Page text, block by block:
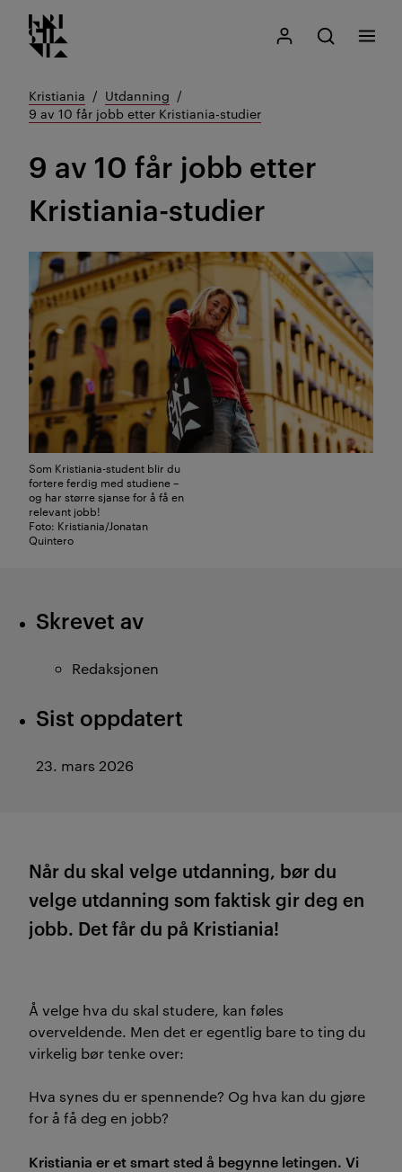
Gå
til
Kristiania logo
Mitt Kristiania
Åpne søk
Søk
Meny
Kristiania
Utdanning
9 av 10 får jobb etter Kristiania-studier
9 av 10 får jobb etter
Kristiania-studier
Som Kristiania-student blir du
fortere ferdig med studiene –
og har større sjanse for å få en
relevant jobb!
Foto: Kristiania/Jonatan
Quintero
Skrevet av
Redaksjonen
Sist oppdatert
23. mars 2026
Når du skal velge utdanning, bør du
velge utdanning som faktisk gir deg en
jobb. Det får du på Kristiania!
Å velge hva du skal studere, kan føles
overveldende. Men det er egentlig bare to ting du
virkelig bør tenke over:
Hva synes du er spennende? Og hva kan du gjøre
for å få deg en jobb?
Kristiania er et smart sted å begynne letingen. Vi